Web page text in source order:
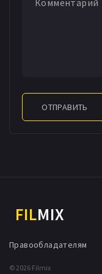
ОТПРАВИТЬ
FILMIX
© 2026 Filmix
Правообладателям